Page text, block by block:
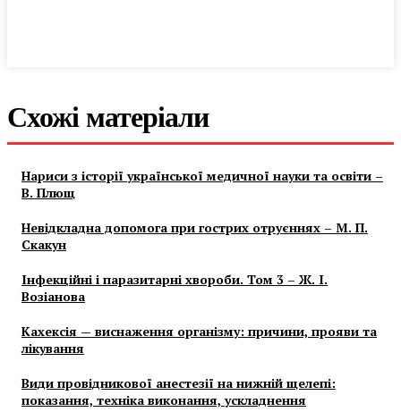
Схожі матеріали
Нариси з історії української медичної науки та освіти –
В. Плющ
Невідкладна допомога при гострих отруєннях – М. П.
Скакун
Інфекційні і паразитарні хвороби. Том 3 – Ж. І.
Возіанова
Кахексія — виснаження організму: причини, прояви та
лікування
Види провідникової анестезії на нижній щелепі:
показання, техніка виконання, ускладнення